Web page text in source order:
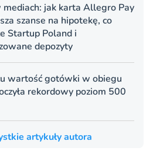
mediach: jak karta Allegro Pay
szanse na hipotekę, co
Startup Poland i
depozyty
wartość gotówki w obiegu
rekordowy poziom 500
artykuły autora